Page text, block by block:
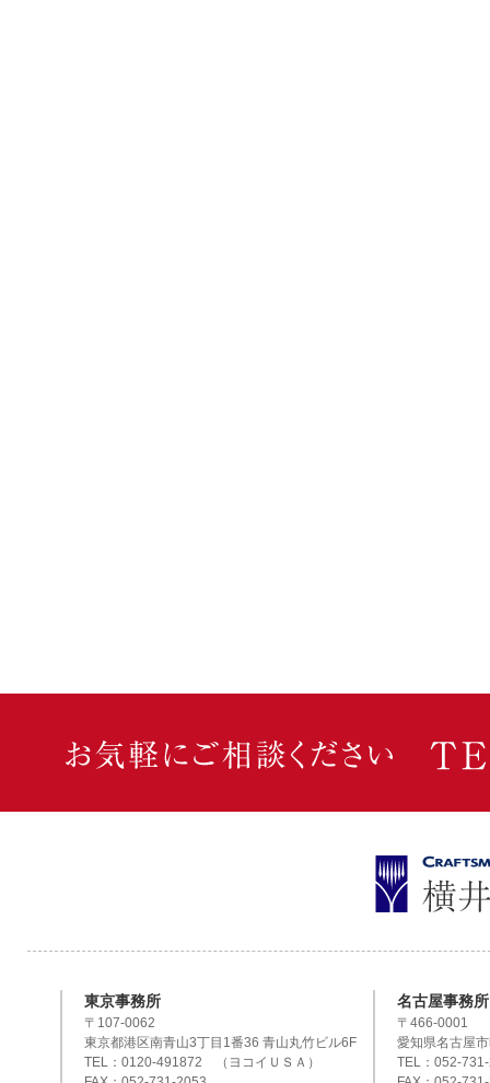
東京事務所
〒107-0062
東京都港区南青山3丁目1番36 青山丸竹ビル6F
TEL：0120-491872 （ヨコイＵＳＡ）
名古屋事務所
〒466-0001
愛知県名古屋
TEL：052-